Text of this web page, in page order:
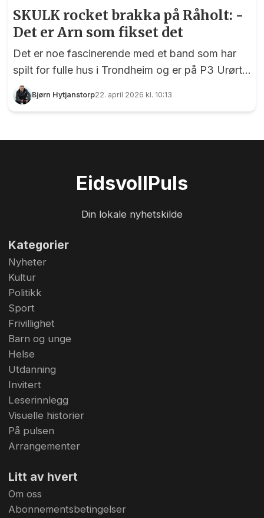
SKULK rocket brakka på Råholt: -
Det er Arn som fikset det
Det er noe fascinerende med et band som har
spilt for fulle hus i Trondheim og er på P3 Urørt –
tar seg tid til spille på fritidsklubben på Råholt en
aprilkveld.
Bjørn Hytjanstorp22. april 2026 kl. 10:13
EidsvollPuls
Din lokale nyhetskilde
Kategorier
Nyheter
Kultur
Politikk
Sport
Frivillighet
Barn og unge
Helse
Utdanning
Invitert
Leserinnlegg
Visuelle historier
På pulsen
Arrangementer
Litt av hvert
Om oss
Abonnementsbetingelser